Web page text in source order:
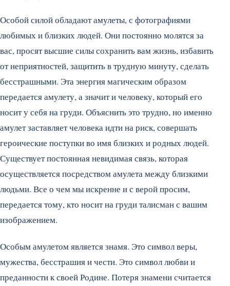
Особой силой обладают амулеты, с фотографиями
любимых и близких людей. Они постоянно молятся за
вас, просят высшие силы сохранить вам жизнь, избавить
от неприятностей, защитить в трудную минуту, сделать
бесстрашными. Эта энергия магическим образом
передается амулету, а значит и человеку, который его
носит у себя на груди. Объяснить это трудно, но именно
амулет заставляет человека идти на риск, совершать
героические поступки во имя близких и родных людей.
Существует постоянная невидимая связь, которая
осуществляется посредством амулета между близкими
людьми. Все о чем мы искренне и с верой просим,
передается тому, кто носит на груди талисман с вашим
изображением.
Особым амулетом является знамя. Это символ веры,
мужества, бесстрашия и чести. Это символ любви и
преданности к своей Родине. Потеря знамени считается